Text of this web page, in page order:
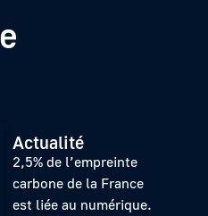
Actualité
2,5% de l’empreinte
carbone de la France
est liée au numérique.